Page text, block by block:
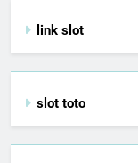
link slot
slot toto